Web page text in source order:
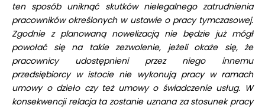
ten sposób uniknąć skutków nielegalnego zatrudnienia
pracowników określonych w ustawie o pracy tymczasowej.
Zgodnie z planowaną nowelizacją nie będzie już mógł
powołać się na takie zezwolenie, jeżeli okaże się, że
pracownicy udostępnieni przez niego innemu
przedsiębiorcy w istocie nie wykonują pracy w ramach
umowy o dzieło czy też umowy o świadczenie usług. W
konsekwencji relacja ta zostanie uznana za stosunek pracy